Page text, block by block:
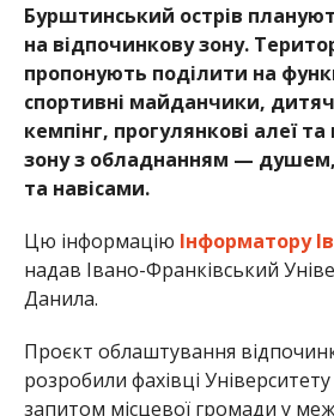
Бурштинський острів
на відпочинкову зону.
пропонують поділити на
спортивні майданчики,
кемпінг, прогулянкові алеї
зону з обладнанням —
та навісами.
Цю інформацію Інформатору
надав Івано-Франківський
Данила.
Проєкт облаштування
розробили фахівці
запитом місцевої громади у